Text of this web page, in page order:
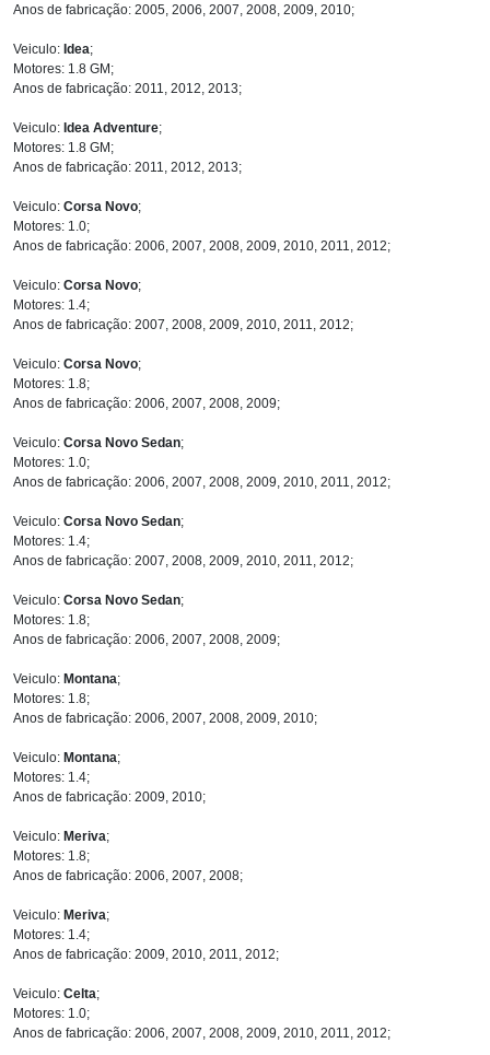
Anos de fabricação: 2005, 2006, 2007, 2008, 2009, 2010;
Veiculo: Idea;
Motores: 1.8 GM;
Anos de fabricação: 2011, 2012, 2013;
Veiculo: Idea Adventure;
Motores: 1.8 GM;
Anos de fabricação: 2011, 2012, 2013;
Veiculo: Corsa Novo;
Motores: 1.0;
Anos de fabricação: 2006, 2007, 2008, 2009, 2010, 2011, 2012;
Veiculo: Corsa Novo;
Motores: 1.4;
Anos de fabricação: 2007, 2008, 2009, 2010, 2011, 2012;
Veiculo: Corsa Novo;
Motores: 1.8;
Anos de fabricação: 2006, 2007, 2008, 2009;
Veiculo: Corsa Novo Sedan;
Motores: 1.0;
Anos de fabricação: 2006, 2007, 2008, 2009, 2010, 2011, 2012;
Veiculo: Corsa Novo Sedan;
Motores: 1.4;
Anos de fabricação: 2007, 2008, 2009, 2010, 2011, 2012;
Veiculo: Corsa Novo Sedan;
Motores: 1.8;
Anos de fabricação: 2006, 2007, 2008, 2009;
Veiculo: Montana;
Motores: 1.8;
Anos de fabricação: 2006, 2007, 2008, 2009, 2010;
Veiculo: Montana;
Motores: 1.4;
Anos de fabricação: 2009, 2010;
Veiculo: Meriva;
Motores: 1.8;
Anos de fabricação: 2006, 2007, 2008;
Veiculo: Meriva;
Motores: 1.4;
Anos de fabricação: 2009, 2010, 2011, 2012;
Veiculo: Celta;
Motores: 1.0;
Anos de fabricação: 2006, 2007, 2008, 2009, 2010, 2011, 2012;